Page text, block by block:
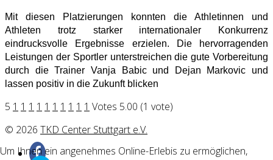
Mit diesen Platzierungen konnten die Athletinnen und
Athleten trotz starker internationaler Konkurrenz
eindrucksvolle Ergebnisse erzielen. Die hervorragenden
Leistungen der Sportler unterstreichen die gute Vorbereitung
durch die Trainer Vanja Babic und Dejan Markovic und
lassen positiv in die Zukunft blicken
5 1 1 1 1 1 1 1 1 1 1 Votes 5.00 (1 vote)
© 2026 TKD Center Stuttgart e.V.
Um Ihnen ein angenehmes Online-Erlebis zu ermöglichen,